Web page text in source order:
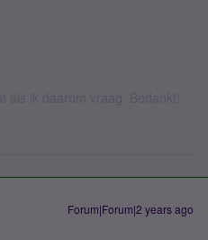
Forum|Forum|2 years ago